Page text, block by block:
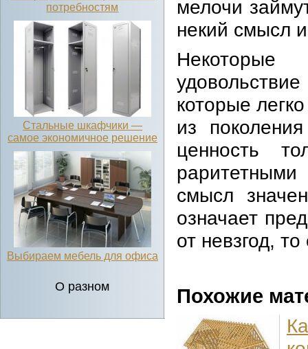
потребностям
Стальные шкафчики —
самое экономичное решение
Выбираем мебель для офиса
О разном
мелочи
некий смысл
Некоторые
которые
из
ценность
смысл
означает
от невзгод,
Похожие